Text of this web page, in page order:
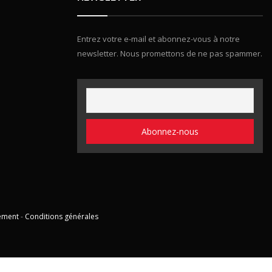
Entrez votre e-mail et abonnez-vous à notre
newsletter. Nous promettons de ne pas spammer.
- Conditions générales